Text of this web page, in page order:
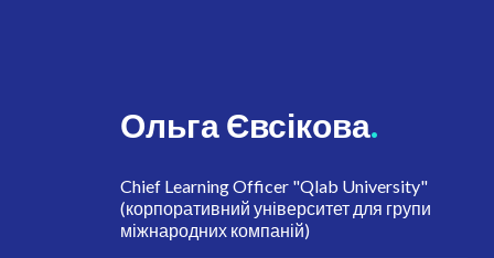
Ольга Євсікова.
Chief Learning Officer "Qlab University"
(корпоративний університет для групи
міжнародних компаній)